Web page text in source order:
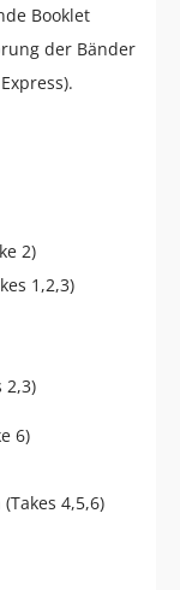
Booklet
der Bänder
2)
1,2,3)
2,3)
6)
4,5,6)